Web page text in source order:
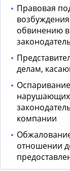
Правовая
обвинению
делам,
нарушающих
компании
отношении